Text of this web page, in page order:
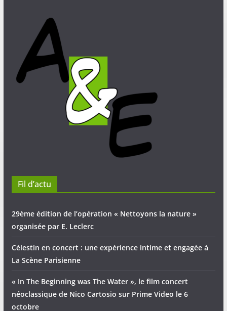
Fil d’actu
29ème édition de l’opération « Nettoyons la nature »
organisée par E. Leclerc
Célestin en concert : une expérience intime et engagée à
La Scène Parisienne
« In The Beginning was The Water », le film concert
néoclassique de Nico Cartosio sur Prime Video le 6
octobre